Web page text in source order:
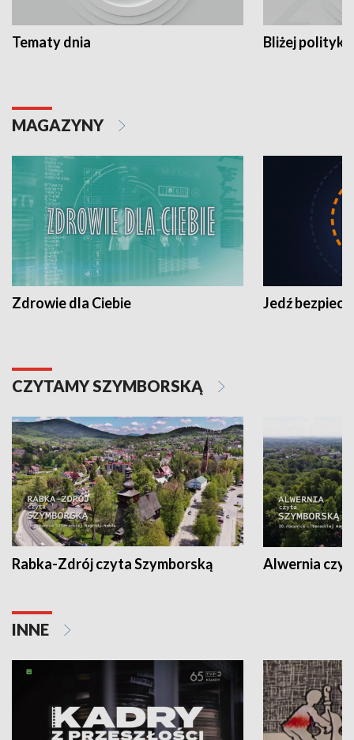
Tematy dnia Bliżej polityki
MAGAZYNY
Zdrowie dla Ciebie Jedź
CZYTAMY SZYMBORSKĄ
Rabka-Zdrój czyta Szymborską Alwernia
INNE